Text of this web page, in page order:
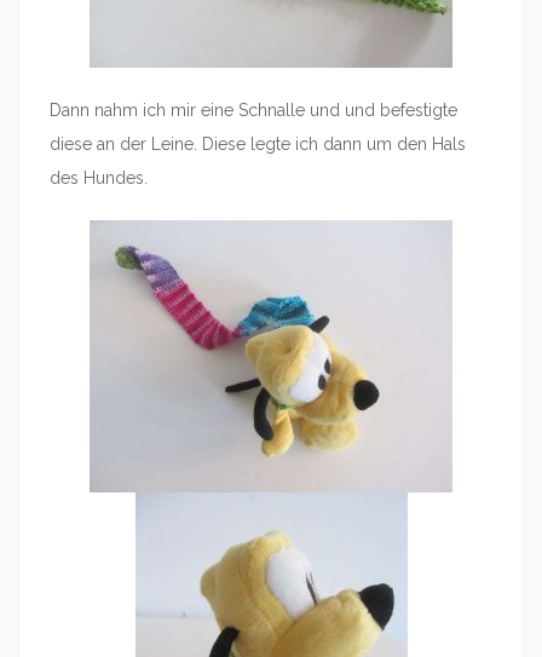
Dann nahm ich mir eine Schnalle und und befestigte
diese an der Leine. Diese legte ich dann um den Hals
des Hundes.